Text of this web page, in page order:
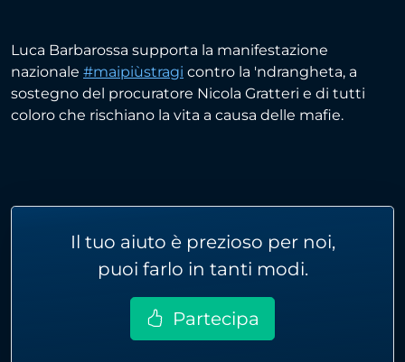
Luca Barbarossa supporta la manifestazione
nazionale #maipiùstragi contro la 'ndrangheta, a
sostegno del procuratore Nicola Gratteri e di tutti
coloro che rischiano la vita a causa delle mafie.
Il tuo aiuto è prezioso per noi,
puoi farlo in tanti modi.
Partecipa